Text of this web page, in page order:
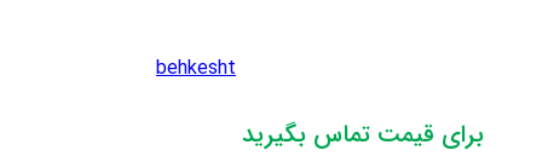
behkesht
برای قیمت تماس بگیرید